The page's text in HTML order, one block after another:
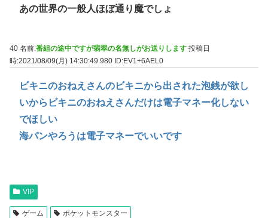
あの世界の一般人ほぼ通り魔でしょ
40 名前:番組の途中ですが翡翠の名無しがお送りします 投稿日
時:2021/08/09(月) 14:30:49.980 ID:EV1+6AEL0
ビキニのおねえさんのビキニから出された泡銭が欲し
いからビキニのおねえさんだけは電子マネー化しない
でほしい
海パンやろうは電子マネーでいいです
VIP
ゲーム ポケットモンスター